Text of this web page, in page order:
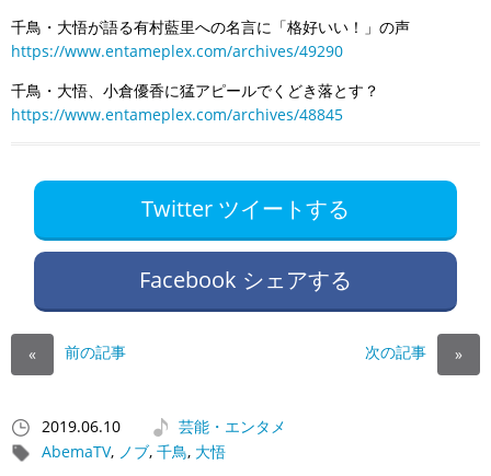
千鳥・大悟が語る有村藍里への名言に「格好いい！」の声
https://www.entameplex.com/archives/49290
千鳥・大悟、小倉優香に猛アピールでくどき落とす？
https://www.entameplex.com/archives/48845
Twitter ツイートする
Facebook シェアする
« 前の記事 次の記事 »
2019.06.10
芸能・エンタメ
AbemaTV, ノブ, 千鳥, 大悟